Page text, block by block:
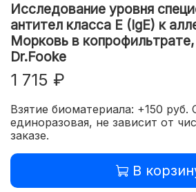
Исследование уровня
антител класса E (IgE) к
Морковь в
Dr.Fooke
1 715 ₽
Взятие биоматериала: +150 руб.
единоразовая, не зависит от
заказе.
В